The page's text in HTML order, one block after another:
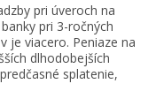
pri úveroch na
pri 3-ročných
je viacero. Peniaze na
dlhodobejších
splatenie,